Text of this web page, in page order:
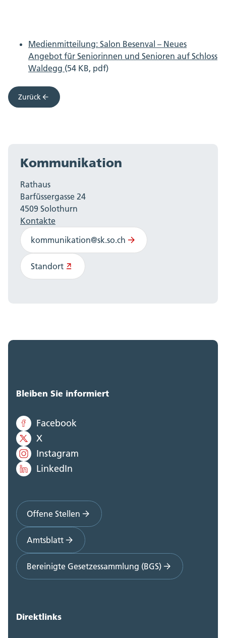
Medienmitteilung: Salon Besenval – Neues
Angebot für Seniorinnen und Senioren auf Schloss
Waldegg (54 KB, pdf)
Zurück
Kommunikation
Rathaus
Barfüssergasse 24
4509 Solothurn
Kontakte
kommunikation@sk.so.ch
Standort
Bleiben Sie informiert
Facebook
X
Instagram
LinkedIn
Offene Stellen
Amtsblatt
Bereinigte Gesetzessammlung (BGS)
Direktlinks